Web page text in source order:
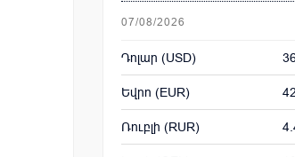
07/08/2026
Դոլար (USD)
Եվրո (EUR)
Ռուբլի (RUR)